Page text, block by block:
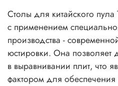
Столы для китайского пула
с применением
производства -
юстировки. Она позволяет
в выравнивании плит, что
фактором для обеспечения